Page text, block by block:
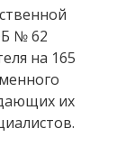
№ 62
на 165
их